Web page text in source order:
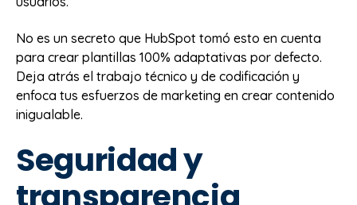
No es un secreto que HubSpot tomó esto en cuenta
para crear plantillas 100% adaptativas por defecto.
Deja atrás el trabajo técnico y de codificación y
enfoca tus esfuerzos de marketing en crear contenido
inigualable.
Seguridad y